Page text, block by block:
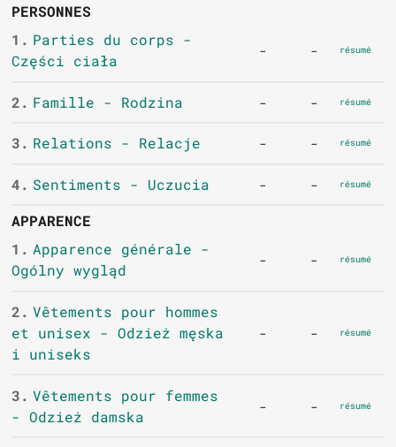
PERSONNES
1. Parties du corps -
Części ciała
- - résumé
2. Famille - Rodzina - - résumé
3. Relations - Relacje - - résumé
4. Sentiments - Uczucia - - résumé
APPARENCE
1. Apparence générale -
Ogólny wygląd
- - résumé
2. Vêtements pour hommes
et unisex - Odzież męska
i uniseks
- - résumé
3. Vêtements pour femmes
- Odzież damska
- - résumé